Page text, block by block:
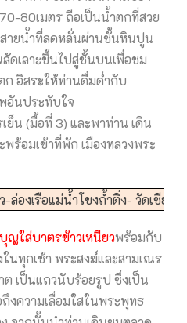
80เมตร ถือเป็นน้ำตกที่สวย
ายน้ำที่ลดหลั่นผ่านชั้นหินปูน
ดเลาะขึ้นไปสู่ชั้นบนเพื่อชม
ก อิสระให้ท่านดื่มด่ำกับ
อันประทับใจ
ย็น (มื้อที่ 3) และพาท่าน เดิน
พร้อมเข้าที่พัก เมืองหลวงพระ
-ล่องเรือแม่น้ำโขงถ้ำติ่ง- วัดเชียง
ญใส่บาตรข้าวเหนียวพร้อมกับ
นทุกเช้า พระสงฆ์และสามเณร
เป็นแถวนับร้อยรูป ซึ่งเป็น
งความเลื่อมใสในพระพุทธ